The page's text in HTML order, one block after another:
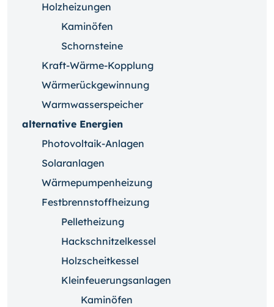
Holzheizungen
Kaminöfen
Schornsteine
Kraft-Wärme-Kopplung
Wärmerückgewinnung
Warmwasserspeicher
alternative Energien
Photovoltaik-Anlagen
Solaranlagen
Wärmepumpenheizung
Festbrennstoffheizung
Pelletheizung
Hackschnitzelkessel
Holzscheitkessel
Kleinfeuerungsanlagen
Kaminöfen